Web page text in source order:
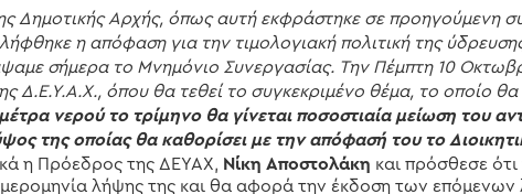
Δημοτικής Αρχής, όπως αυτή εκφράστηκε σε προηγούμενη
η απόφαση για την τιμολογιακή πολιτική της
σήμερα το Μνημόνιο Συνεργασίας. Την Πέμπτη 10
Δ.Ε.Υ.Α.Χ., όπου θα τεθεί το συγκεκριμένο θέμα, το οποίο
νερού το τρίμηνο θα γίνεται ποσοστιαία μείωση του
της οποίας θα καθορίσει με την απόφασή του το
η Πρόεδρος της ΔΕΥΑΧ, Νίκη Αποστολάκη και πρόσθεσε ότι
λήψης της και θα αφορά την έκδοση των